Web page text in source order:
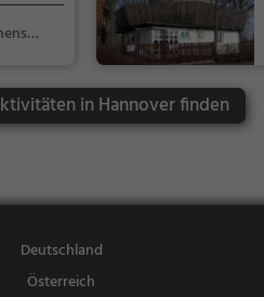
in Hannover finden
Deutschland
Österreich